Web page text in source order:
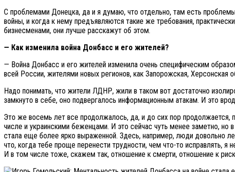
С проблемами Донецка, да и я думаю, что отдельно, там есть
войны, и когда к нему предъявляются такие же требования,
бизнесменами, они лучше расскажут об этом.
— Как изменила война Донбасс и его жителей?
— Война Донбасс и его жителей изменила очень специфическим
всей России, жителями новых регионов, как Запорожская,
Надо понимать, что жители ЛДНР, жили в таком вот достаточно
замкнуто в себе, оно подвергалось информационным атакам. И это
Это же восемь лет все продолжалось, да, и до сих пор
числе и украинскими беженцами. И это сейчас чуть менее заметно, но
стала еще более ярко выраженной. Здесь, например, люди довольно
что, когда тебе проще перенести трудности, чем что-то исправлять,
И в том числе тоже, скажем так, отношение к смерти, отношение к